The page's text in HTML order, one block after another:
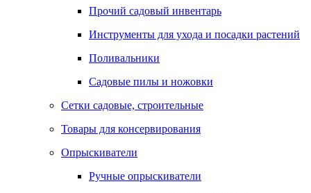
Прочий садовый инвентарь
Инструменты для ухода и посадки растений
Поливальники
Садовые пилы и ножовки
Сетки садовые, строительные
Товары для консервирования
Опрыскиватели
Ручные опрыскиватели